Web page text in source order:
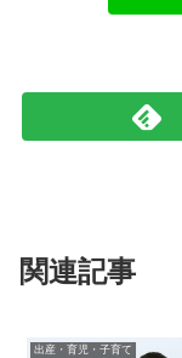
関連記事
出産・育児・子育て